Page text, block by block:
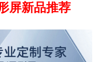
屏新品推荐